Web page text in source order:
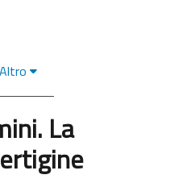
Altro
La